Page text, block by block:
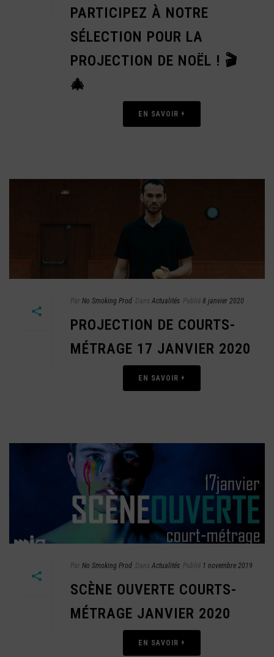
PARTICIPEZ À NOTRE
SÉLECTION POUR LA
PROJECTION DE NOËL ! 🎬
🎄
EN SAVOIR +
Par No Smoking Prod Dans Actualités Publié 8 janvier 2020
PROJECTION DE COURTS-
MÉTRAGE 17 JANVIER 2020
EN SAVOIR +
Par No Smoking Prod Dans Actualités Publié 1 novembre 2019
SCÈNE OUVERTE COURTS-
MÉTRAGE JANVIER 2020
EN SAVOIR +